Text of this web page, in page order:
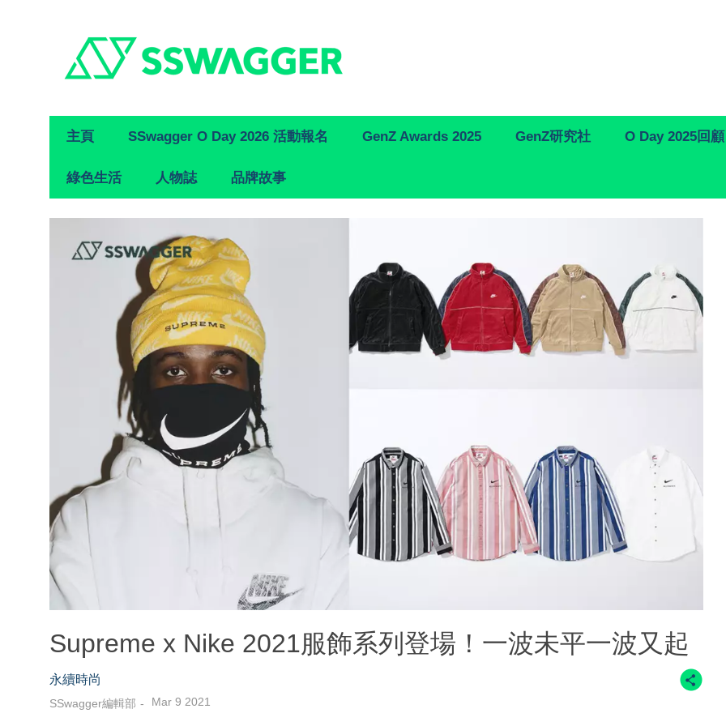
Primary
Navigation
主頁 SSwagger O Day 2026 活動報名 GenZ Awards 2025 GenZ研究社 O Day 2025回顧
綠色生活 人物誌 品牌故事
Supreme x Nike 2021服飾系列登場！一波未平一波又起
永續時尚
SSwagger編輯部 Mar 9 2021